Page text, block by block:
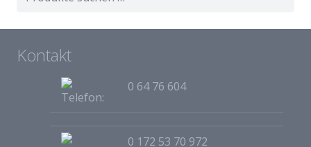
Kontakt
0 64 76 604
0 172 53 70 972